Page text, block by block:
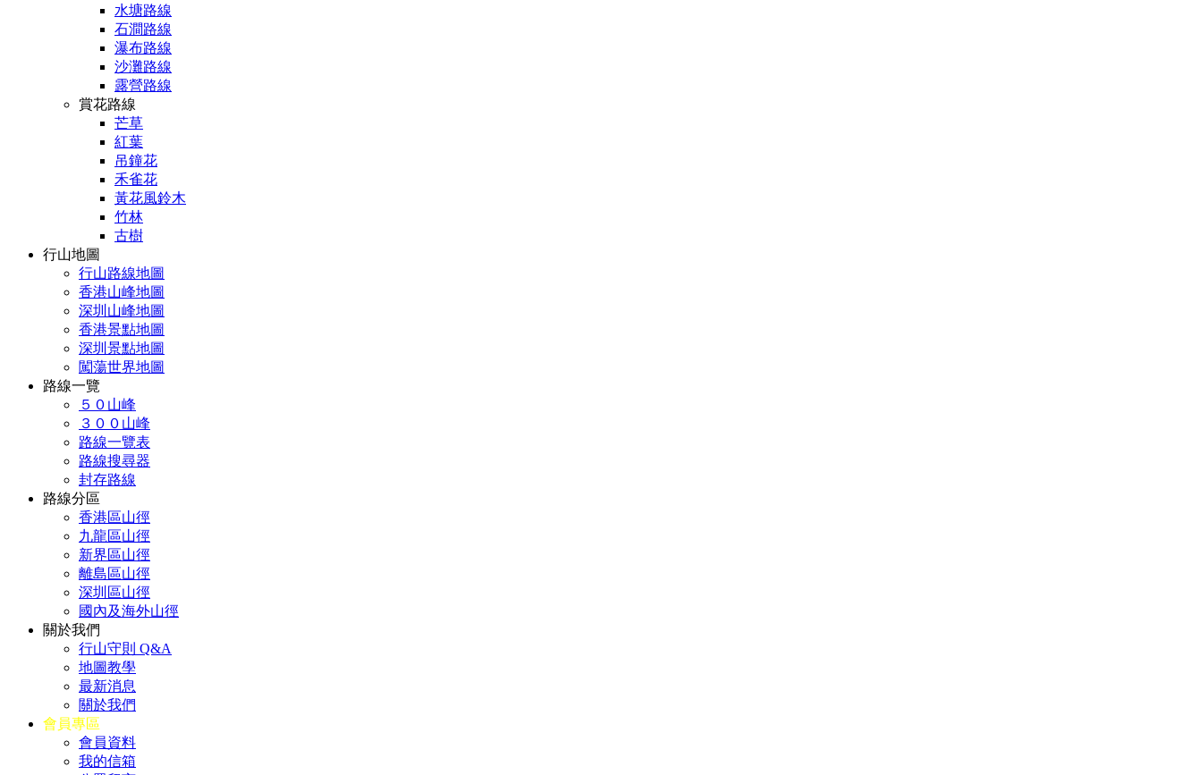
水塘路線
石澗路線
瀑布路線
沙灘路線
露營路線
賞花路線
芒草
紅葉
吊鐘花
禾雀花
黃花風鈴木
竹林
古樹
行山地圖
行山路線地圖
香港山峰地圖
深圳山峰地圖
香港景點地圖
深圳景點地圖
闖蕩世界地圖
路線一覽
５０山峰
３００山峰
路線一覽表
路線搜尋器
封存路線
路線分區
香港區山徑
九龍區山徑
新界區山徑
離島區山徑
深圳區山徑
國內及海外山徑
關於我們
行山守則 Q&A
地圖教學
最新消息
關於我們
會員專區
會員資料
我的信箱